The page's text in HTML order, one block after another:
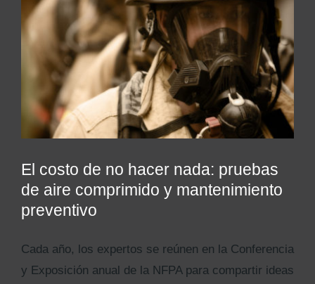
Kits AirCheck✓
El costo de no hacer nada: pruebas
de aire comprimido y mantenimiento
preventivo
Cada año, los expertos se reúnen en la Conferencia
y Exposición anual de la NFPA para compartir ideas